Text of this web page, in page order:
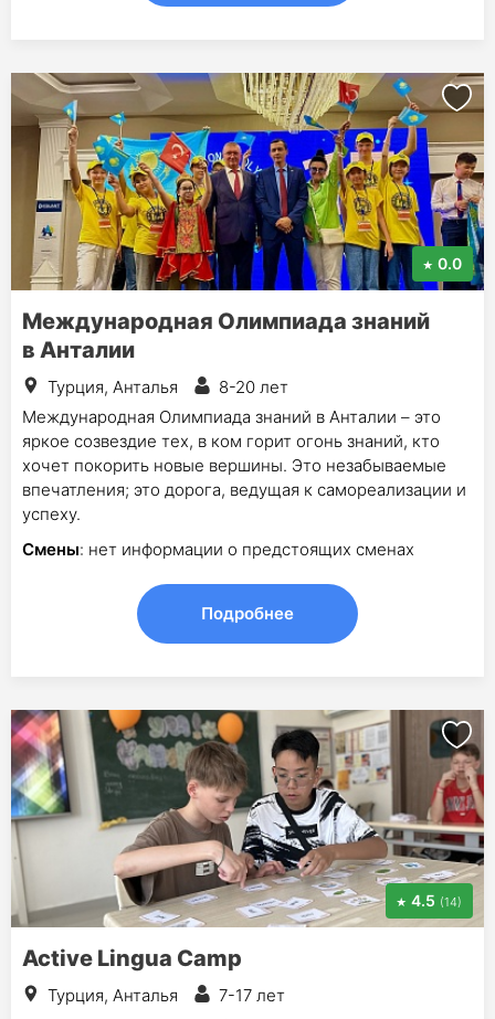
0.0
Международная Олимпиада знаний
в Анталии
Турция, Анталья
8-20 лет
Международная Олимпиада знаний в Анталии – это
яркое созвездие тех, в ком горит огонь знаний, кто
хочет покорить новые вершины. Это незабываемые
впечатления; это дорога, ведущая к самореализации и
успеху.
Смены: нет информации о предстоящих сменах
Подробнее
4.5 (14)
Active Lingua Camp
Турция, Анталья
7-17 лет